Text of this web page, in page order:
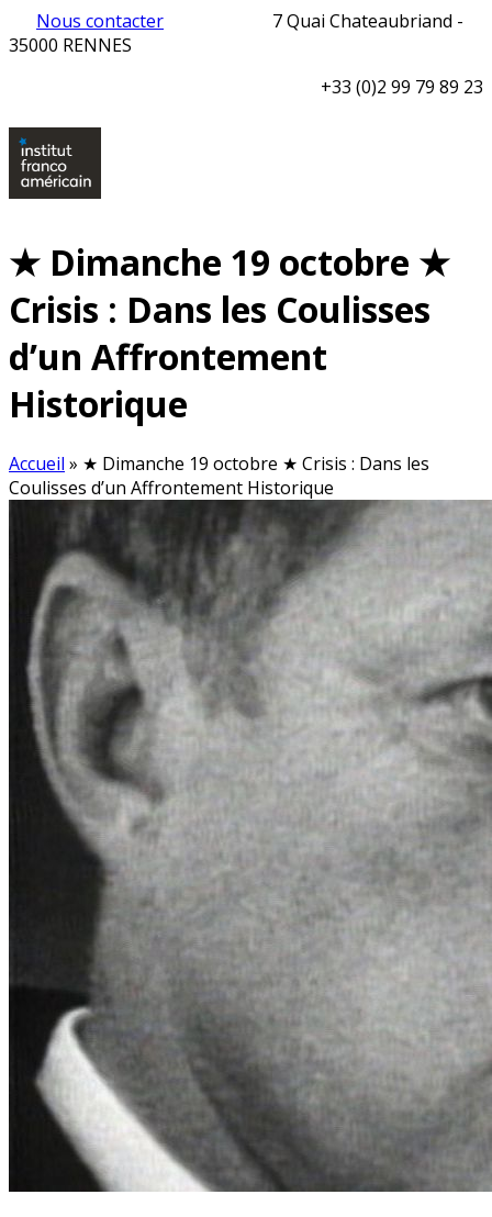
Nous contacter
7 Quai Chateaubriand -
35000 RENNES
+33 (0)2 99 79 89 23
★ Dimanche 19 octobre ★
Crisis : Dans les Coulisses
d’un Affrontement
Historique
Accueil » ★ Dimanche 19 octobre ★ Crisis : Dans les
Coulisses d’un Affrontement Historique